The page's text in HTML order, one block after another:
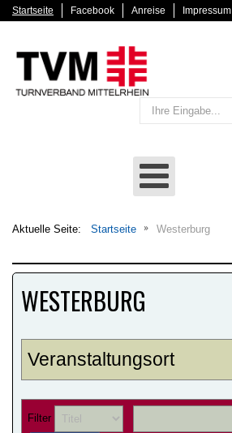
Startseite Facebook Anreise Impressum
Aktuelle Seite: Startseite Westerburg
WESTERBURG
Veranstaltungsort
Filter